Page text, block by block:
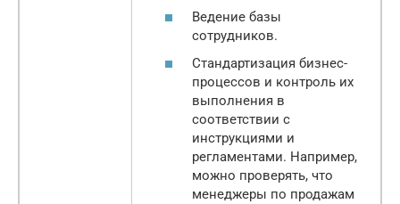
Ведение базы
сотрудников.
Стандартизация бизнес-
процессов и контроль их
выполнения в
соответствии с
инструкциями и
регламентами. Например,
можно проверять, что
менеджеры по продажам